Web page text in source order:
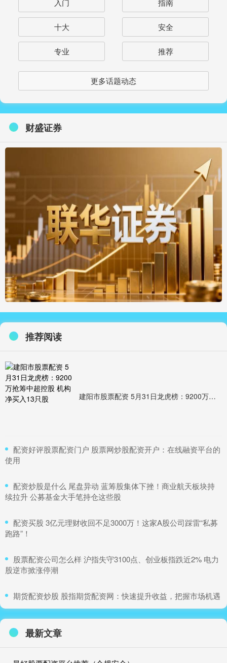
入门 指南
十大 安全
专业 推荐
更多话题动态
财盛证券
推荐阅读
建阳市股票配资 5月31日龙虎榜：9200万抢筹中超控股 机构净买入13只股
​配资好评股票配资门户 股票网炒股配资开户：在线融资平台的
使用
​配资炒股是什么 尾盘异动 蓝筹股集体下挫！商业航天板块持
续拉升 公募基金大手笔持仓这些股
​配资买股 3亿元理财收回不足3000万！这家A股公司踩雷“私募
跑路”！
​股票配资公司怎么样 沪指失守3100点、创业板指跌近2% 电力
股逆市掀涨停潮
​期货配资炒股 股指期货配资网：快速提升收益，把握市场机遇
最新文章